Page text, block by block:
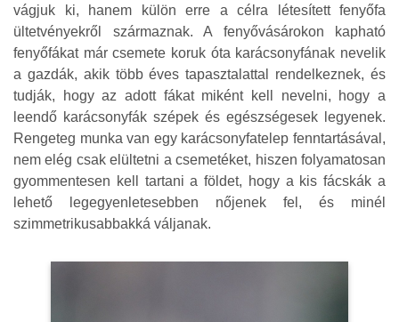
vágjuk ki, hanem külön erre a célra létesített fenyőfa
ültetvényekről származnak. A fenyővásárokon kapható
fenyőfákat már csemete koruk óta karácsonyfának nevelik
a gazdák, akik több éves tapasztalattal rendelkeznek, és
tudják, hogy az adott fákat miként kell nevelni, hogy a
leendő karácsonyfák szépek és egészségesek legyenek.
Rengeteg munka van egy karácsonyfatelep fenntartásával,
nem elég csak elültetni a csemetéket, hiszen folyamatosan
gyommentesen kell tartani a földet, hogy a kis fácskák a
lehető legegyenletesebben nőjenek fel, és minél
szimmetrikusabbakká váljanak.